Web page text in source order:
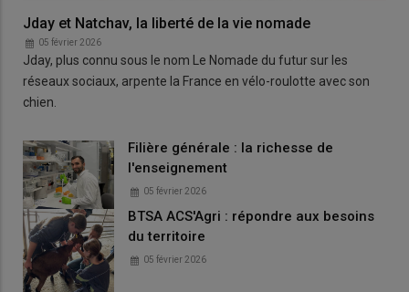
Jday et Natchav, la liberté de la vie nomade
05 février 2026
Jday, plus connu sous le nom Le Nomade du futur sur les
réseaux sociaux, arpente la France en vélo-roulotte avec son
chien.
Filière générale : la richesse de
l'enseignement
05 février 2026
BTSA ACS'Agri : répondre aux besoins
du territoire
05 février 2026